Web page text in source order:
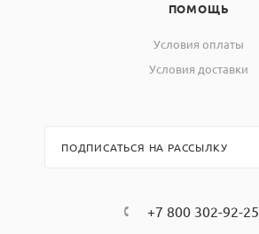
ПОМОЩЬ
Условия оплаты
Условия доставки
ПОДПИСАТЬСЯ НА РАССЫЛКУ
+7 800 302-92-25